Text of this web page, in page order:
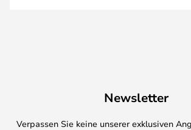
Newsletter
Verpassen Sie keine unserer exklusiven